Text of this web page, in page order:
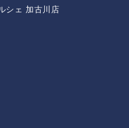
シェ 加古川店